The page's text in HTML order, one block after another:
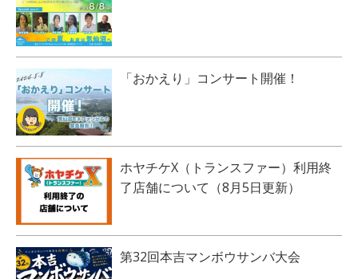
「おかえり」コンサート開催！
ホヤチケX（トランスファー）利用終
了店舗について（8月5日更新）
第32回本吉マンボウサンバ大会